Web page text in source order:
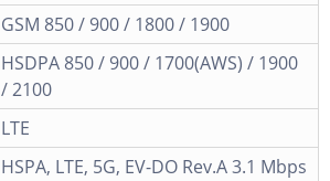
GSM 850 / 900 / 1800 / 1900
HSDPA 850 / 900 / 1700(AWS) / 1900
/ 2100
LTE
HSPA, LTE, 5G, EV-DO Rev.A 3.1 Mbps